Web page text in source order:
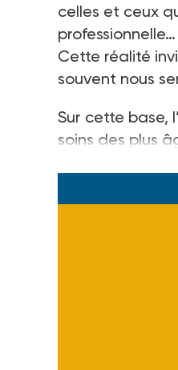
celles et ceux
Cette réalité
souvent nous
Sur cette base,
soins des plus